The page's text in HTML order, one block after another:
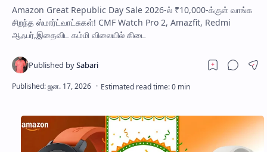
Amazon Great Republic Day Sale 2026-ல் ₹10,000-க்குள் வாங்க
சிறந்த ஸ்மார்ட்வாட்சுகள்! CMF Watch Pro 2, Amazfit, Redmi
ஆஃபர்,இதைவிட கம்மி விலையில் கிடை